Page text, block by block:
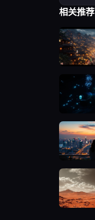
相关推荐